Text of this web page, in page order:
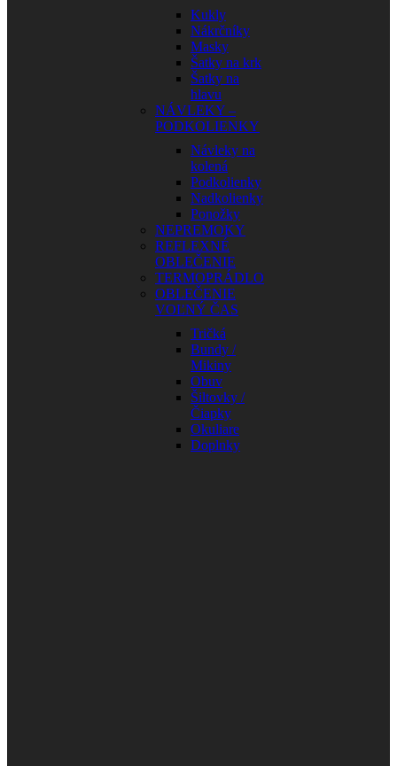
Kukly
Nákrčníky
Masky
Šatky na krk
Šatky na
hlavu
NÁVLEKY –
PODKOLIENKY
Návleky na
kolená
Podkolienky
Nadkolienky
Ponožky
NEPREMOKY
REFLEXNÉ
OBLEČENIE
TERMOPRÁDLO
OBLEČENIE
VOĽNÝ ČAS
Tričká
Bundy /
Mikiny
Obuv
Šiltovky /
Čiapky
Okuliare
Doplnky